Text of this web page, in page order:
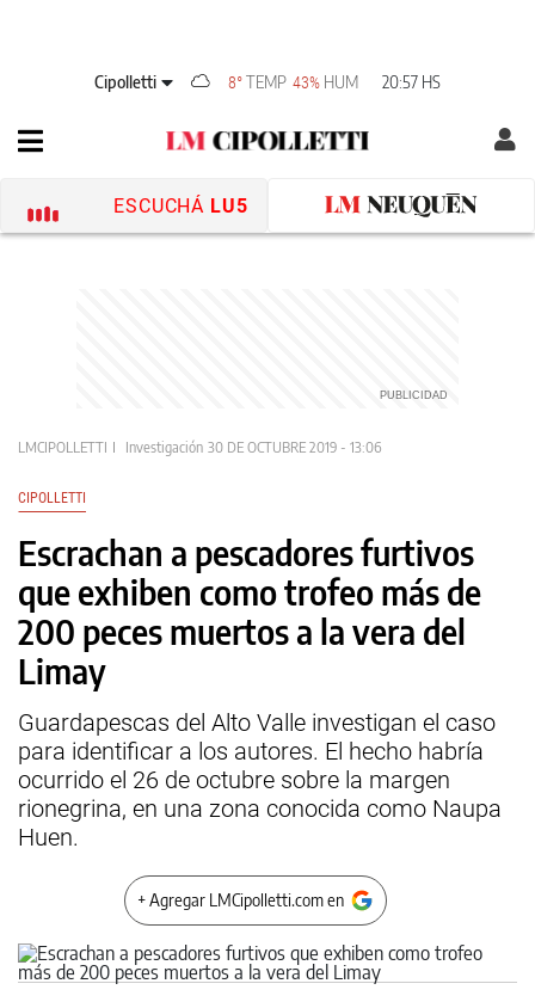
Cipolletti 8°TEMP 43% HUM 20:57 HS
ESCUCHÁ LU5
LMCIPOLLETTI Investigación 30 DE OCTUBRE 2019 - 13:06
CIPOLLETTI
Escrachan a pescadores furtivos
que exhiben como trofeo más de
200 peces muertos a la vera del
Limay
Guardapescas del Alto Valle investigan el caso
para identificar a los autores. El hecho habría
ocurrido el 26 de octubre sobre la margen
rionegrina, en una zona conocida como Naupa
Huen.
+ Agregar LMCipolletti.com en